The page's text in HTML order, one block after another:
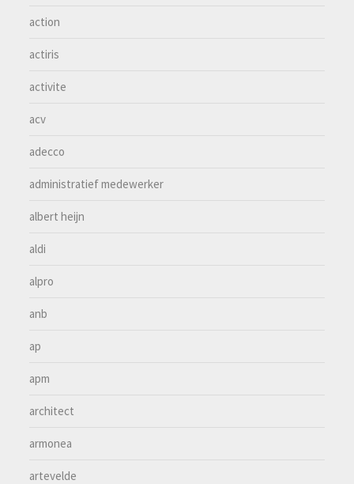
action
actiris
activite
acv
adecco
administratief medewerker
albert heijn
aldi
alpro
anb
ap
apm
architect
armonea
artevelde